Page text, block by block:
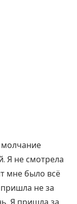
молчание
Я не смотрела
мне было всё
не за